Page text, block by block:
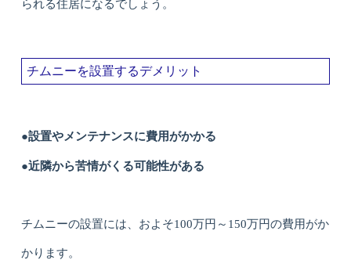
られる住居になるでしょう。
チムニーを設置するデメリット
●設置やメンテナンスに費用がかかる
●近隣から苦情がくる可能性がある
チムニーの設置には、およそ100万円～150万円の費用がか
かります。